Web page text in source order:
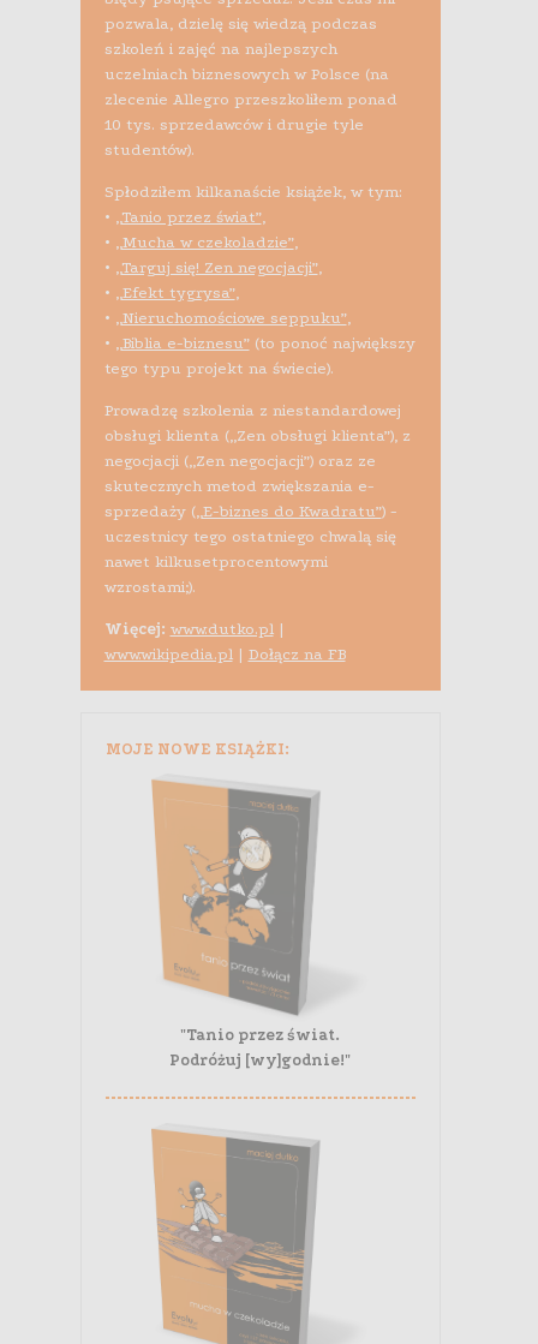
pozwala, dzielę się wiedzą podczas
szkoleń i zajęć na najlepszych
uczelniach biznesowych w Polsce (na
zlecenie Allegro przeszkoliłem ponad
10 tys. sprzedawców i drugie tyle
studentów).
Spłodziłem kilkanaście książek, w tym:
• „Tanio przez świat”,
• „Mucha w czekoladzie”,
• „Targuj się! Zen negocjacji”,
• „Efekt tygrysa”,
• „Nieruchomościowe seppuku”,
• „Biblia e-biznesu”(to ponoć największy
tego typu projekt na świecie).
Prowadzę szkolenia z niestandardowej
obsługi klienta („Zen obsługi klienta”), z
negocjacji („Zen negocjacji”) oraz ze
skutecznych metod zwiększania e-
sprzedaży („E-biznes do Kwadratu”) -
uczestnicy tego ostatniego chwalą się
nawet kilkusetprocentowymi
wzrostami;).
Więcej: www.dutko.pl|
www.wikipedia.pl| Dołącz na FB
MOJE NOWE KSIĄŻKI:
"Tanio przez świat.
Podróżuj [wy]godnie!"